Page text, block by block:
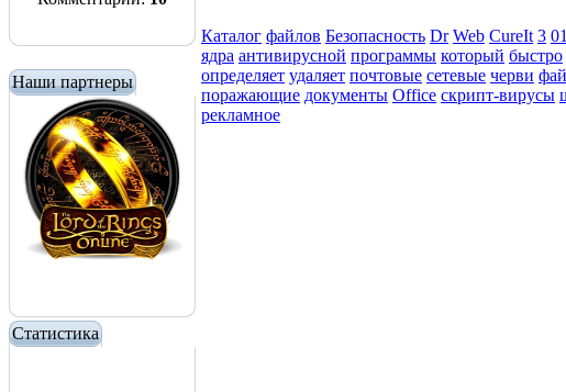
Наши партнеры
Статистика
Каталог файлов Безопасность Dr Web CureIt 3 01
ядра антивирусной программы который быстро
определяет удаляет почтовые сетевые черви
поражающие документы Office скрипт-вирусы
рекламное